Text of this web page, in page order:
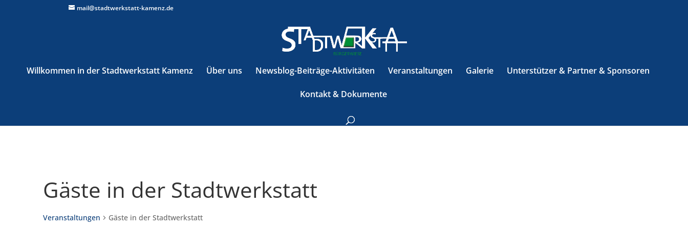
mail@stadtwerkstatt-kamenz.de
Willkommen in der Stadtwerkstatt Kamenz Über uns Newsblog-Beiträge-Aktivitäten Veranstaltungen Galerie Unterstützer & Partner & Sponsoren
Kontakt & Dokumente
Gäste in der Stadtwerkstatt
Veranstaltungen Gäste in der Stadtwerkstatt